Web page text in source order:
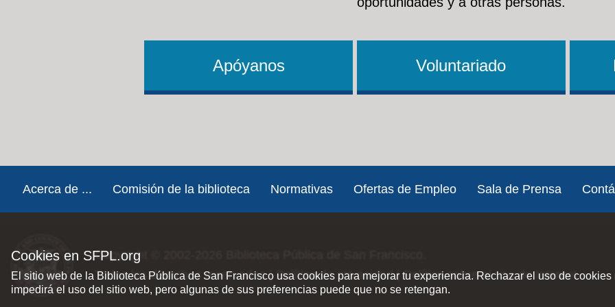
Cookies en SFPL.org
El sitio web de la Biblioteca Pública de San Francisco usa cookies para mejorar tu experiencia. Rechazar el uso de cookies
impedirá el uso del sitio web, pero algunas de sus preferencias puede que no se retengan.
Apóyanos Voluntariado
Footer
Acerca de ... Comisión de la biblioteca Normativas Ofertas de Empleo Sala de Prensa
Copyright © 2002-2026
Todos los derechos reservados | Política de privacidad|Política sobre el uso de Internet